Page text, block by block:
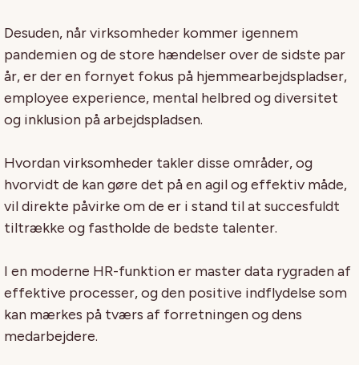
Desuden, når virksomheder kommer igennem
pandemien og de store hændelser over de sidste par
år, er der en fornyet fokus på hjemmearbejdspladser,
employee experience, mental helbred og diversitet
og inklusion på arbejdspladsen.
Hvordan virksomheder takler disse områder, og
hvorvidt de kan gøre det på en agil og effektiv måde,
vil direkte påvirke om de er i stand til at succesfuldt
tiltrække og fastholde de bedste talenter.
I en moderne HR-funktion er master data rygraden af
effektive processer, og den positive indflydelse som
kan mærkes på tværs af forretningen og dens
medarbejdere.